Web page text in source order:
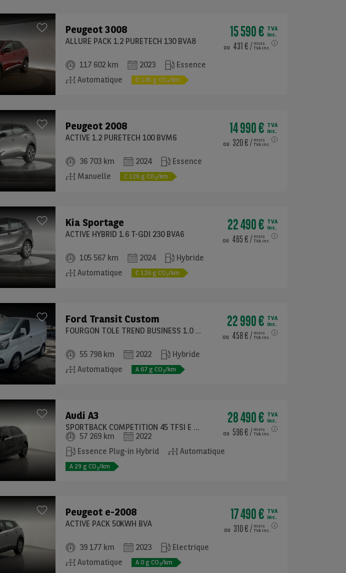
Peugeot 3008
ALLURE PACK 1.2 PURETECH 130 BVA8
117 602 km 2023
Essence
Automatique
D 145 g CO2/km
15 590 € TVA
inc.
ou 431 €/ mois
TVA inc.
Peugeot 2008
ACTIVE 1.2 PURETECH 100 BVM6
36 703 km 2024
Essence
Manuelle
C 126g CO2/km
14 990 € TVA
inc.
ou 320 €/ mois
TVA inc.
Kia Sportage
ACTIVE HYBRID 1.6 T-GDI 230 BVA6
105 567 km 2024
Hybride
Automatique
C 126g CO2/km
22 490 € TVA
inc.
ou 465 €/ mois
TVA inc.
Ford Transit Custom
FOURGON TOLE TREND BUSINESS 1.0 ECOBOOST 120 PHEV 340 L1H1
55 798 km 2022
Hybride
Automatique
A 67g CO2/km
22 990 € TVA
inc.
ou 458 €/ mois
TVA inc.
Audi A3
SPORTBACK COMPETITION 45 TFSI E 245 S TRONIC
57 269 km
2022
Essence Plug-in Hybrid
Automatique
A 29 g CO2/km
28 490 € TVA
inc.
ou 596 €/ mois
TVA inc.
Peugeot e-2008
ACTIVE PACK 50KWH BVA
39 177 km 2023
Electrique
Automatique
A 0g CO2/km
17 490 € TVA
inc.
ou 310 €/ mois
TVA inc.